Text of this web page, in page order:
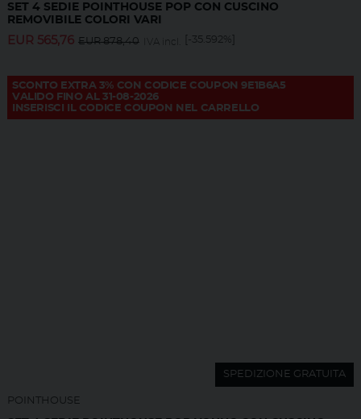
SET 4 SEDIE POINTHOUSE POP CON CUSCINO
REMOVIBILE COLORI VARI
EUR 565,76 EUR878,40 IVA incl. [-35.592%]
SCONTO EXTRA 3% CON CODICE COUPON 9E1B6A5
VALIDO FINO AL 31-08-2026
INSERISCI IL CODICE COUPON NEL CARRELLO
SPEDIZIONE GRATUITA
POINTHOUSE